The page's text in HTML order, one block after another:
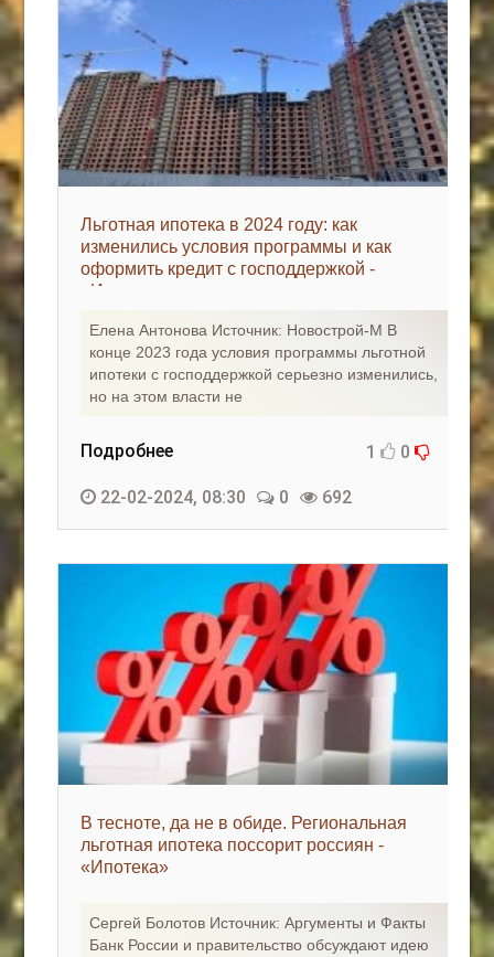
Льготная ипотека в 2024 году: как
изменились условия программы и как
оформить кредит с господдержкой -
«Ипотека»
Елена Антонова Источник: Новострой-М В
конце 2023 года условия программы льготной
ипотеки с господдержкой серьезно изменились,
но на этом власти не
Подробнее 1 0
22-02-2024, 08:30 0 692
В тесноте, да не в обиде. Региональная
льготная ипотека поссорит россиян -
«Ипотека»
Сергей Болотов Источник: Аргументы и Факты
Банк России и правительство обсуждают идею